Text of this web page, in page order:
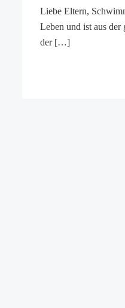
Liebe Eltern,
Leben und ist aus der
der […]